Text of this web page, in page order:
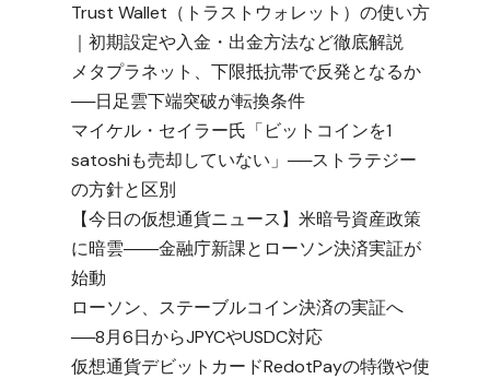
Trust Wallet（トラストウォレット）の使い方
｜初期設定や入金・出金方法など徹底解説
メタプラネット、下限抵抗帯で反発となるか
──日足雲下端突破が転換条件
マイケル・セイラー氏「ビットコインを1
satoshiも売却していない」──ストラテジー
の方針と区別
【今日の仮想通貨ニュース】米暗号資産政策
に暗雲――金融庁新課とローソン決済実証が
始動
ローソン、ステーブルコイン決済の実証へ
──8月6日からJPYCやUSDC対応
仮想通貨デビットカードRedotPayの特徴や使